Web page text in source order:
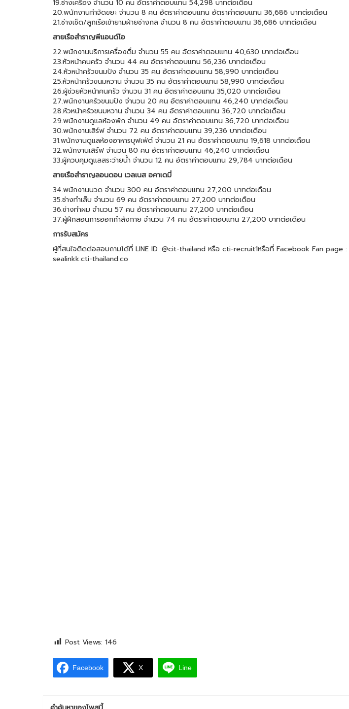
19.ช่างเครื่อง จำนวน 10 คน อัตราค่าตอบแทน 54,298 บาทต่อเดือน
20.พนักงานกำจัดขยะ จำนวน 8 คน อัตราค่าตอบแทน อัตราค่าตอบแทน 36,686 บาทต่อเดือน
21.ช่างเช็ด/ลูกเรือเข้ายามฝ่ายช่างกล จำนวน 8 คน อัตราค่าตอบแทน 36,686 บาทต่อเดือน
สายเรือสำราญพีแอนด์โอ
22.พนักงานบริการเครื่องดื่ม จำนวน 55 คน อัตราค่าตอบแทน 40,630 บาทต่อเดือน
23.หัวหน้าคนครัว จำนวน 44 คน อัตราค่าตอบแทน 56,236 บาทต่อเดือน
24.หัวหน้าครัวขนมปัง จำนวน 35 คน อัตราค่าตอบแทน 58,990 บาทต่อเดือน
25.หัวหน้าครัวขนมหวาน จำนวน 35 คน อัตราค่าตอบแทน 58,990 บาทต่อเดือน
26.ผู้ช่วยหัวหน้าคนครัว จำนวน 31 คน อัตราค่าตอบแทน 35,020 บาทต่อเดือน
27.พนักงานครัวขนมปัง จำนวน 20 คน อัตราค่าตอบแทน 46,240 บาทต่อเดือน
28.หัวหน้าครัวขนมหวาน จำนวน 34 คน อัตราค่าตอบแทน 36,720 บาทต่อเดือน
29.พนักงานดูแลห้องพัก จำนวน 49 คน อัตราค่าตอบแทน 36,720 บาทต่อเดือน
30.พนักงานเสิร์ฟ จำนวน 72 คน อัตราค่าตอบแทน 39,236 บาทต่อเดือน
31.พนักงานดูแลห้องอาหารบุฟเฟ่ต์ จำนวน 21 คน อัตราค่าตอบแทน 19,618 บาทต่อเดือน
32.พนักงานเสิร์ฟ จำนวน 80 คน อัตราค่าตอบแทน 46,240 บาทต่อเดือน
33.ผู้ควบคุมดูแลสระว่ายน้ำ จำนวน 12 คน อัตราค่าตอบแทน 29,784 บาทต่อเดือน
สายเรือสำราญลอนดอน เวลเนส อคาเดมี่
34.พนักงานนวด จำนวน 300 คน อัตราค่าตอบแทน 27,200 บาทต่อเดือน
35.ช่างทำเล็บ จำนวน 69 คน อัตราค่าตอบแทน 27,200 บาทต่อเดือน
36.ช่างทำผม จำนวน 57 คน อัตราค่าตอบแทน 27,200 บาทต่อเดือน
37.ผู้ฝึกสอนการออกกำลังกาย จำนวน 74 คน อัตราค่าตอบแทน 27,200 บาทต่อเดือน
การรับสมัคร
ผู้ที่สนใจติดต่อสอบถามได้ที่ LINE ID :@cit-thailand หรือ cti-recruit1หรือที่ Facebook Fan page :
sealinkk.cti-thailand.co
Post Views: 146
Facebook X Line